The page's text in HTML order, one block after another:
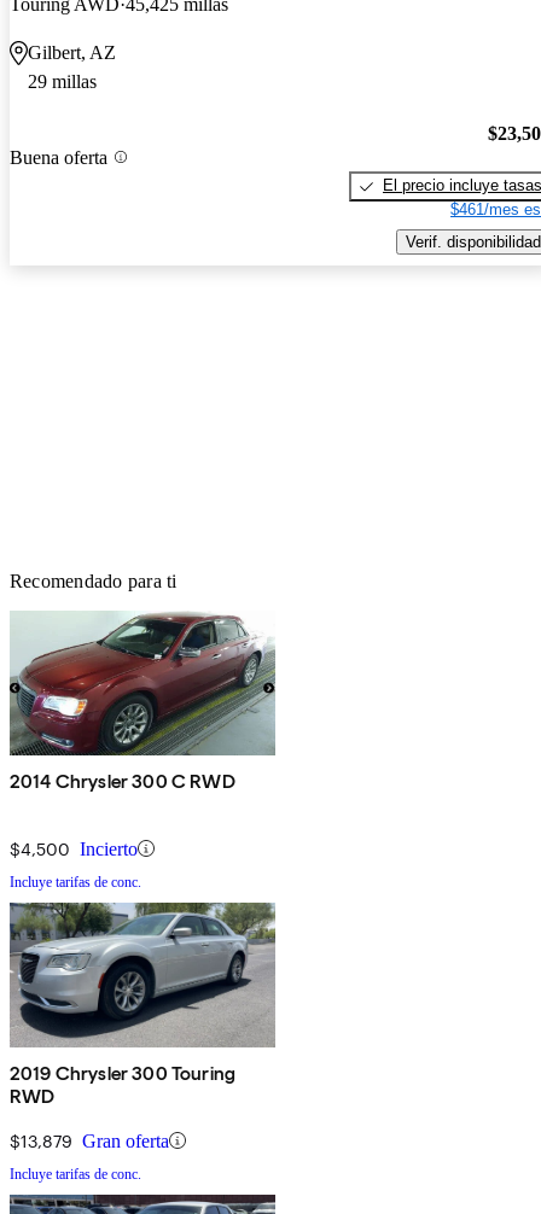
Touring AWD 45,425 millas
Gilbert, AZ
29 millas
Buena oferta
El precio incluye tasas
$461/mes
Verif. disponibilidad
Recomendado para ti
2014 Chrysler 300 C RWD
$4,500 Incierto
Incluye tarifas de conc.
2019 Chrysler 300 Touring
RWD
$13,879 Gran oferta
Incluye tarifas de conc.